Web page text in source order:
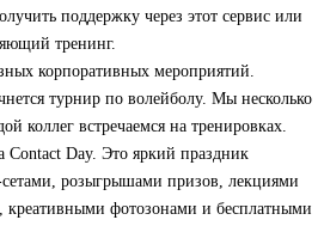
поддержку через этот сервис или
тренинг.
корпоративных мероприятий.
турнир по волейболу. Мы несколько
коллег встречаемся на тренировках.
Day. Это яркий праздник
розыгрышами призов, лекциями
креативными фотозонами и бесплатными